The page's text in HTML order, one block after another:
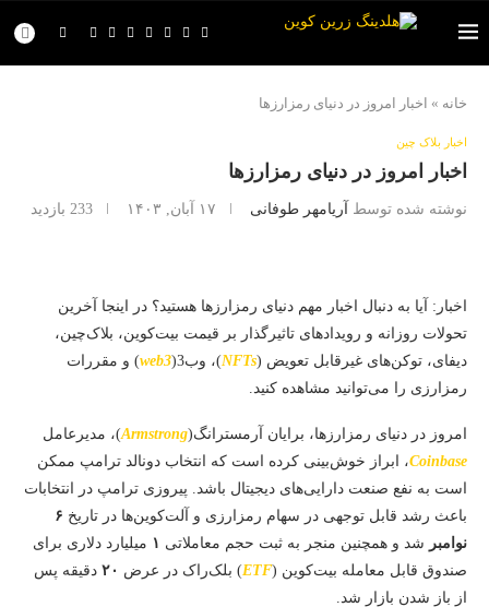
خانه » اخبار امروز در دنیای رمزارزها
اخبار بلاک چین
اخبار امروز در دنیای رمزارزها
نوشته شده توسط آریامهر طوفانی ۱۷ آبان, ۱۴۰۳ 233 بازدید
اخبار: آیا به دنبال اخبار مهم دنیای رمزارزها هستید؟ در اینجا آخرین
تحولات روزانه و رویدادهای تاثیرگذار بر قیمت بیت‌کوین، بلاک‌چین،
دیفای، توکن‌های غیرقابل تعویض (NFTs)، وب3( web3) و مقررات
رمزارزی را می‌توانید مشاهده کنید.
امروز در دنیای رمزارزها، برایان آرمسترانگ(Armstrong)، مدیرعامل
Coinbase، ابراز خوش‌بینی کرده است که انتخاب دونالد ترامپ ممکن
است به نفع صنعت دارایی‌های دیجیتال باشد. پیروزی ترامپ در انتخابات
باعث رشد قابل توجهی در سهام رمزارزی و آلت‌کوین‌ها در تاریخ ۶
نوامبر شد و همچنین منجر به ثبت حجم معاملاتی ۱ میلیارد دلاری برای
صندوق قابل معامله بیت‌کوین (ETF) بلک‌راک در عرض ۲۰ دقیقه پس
از باز شدن بازار شد.